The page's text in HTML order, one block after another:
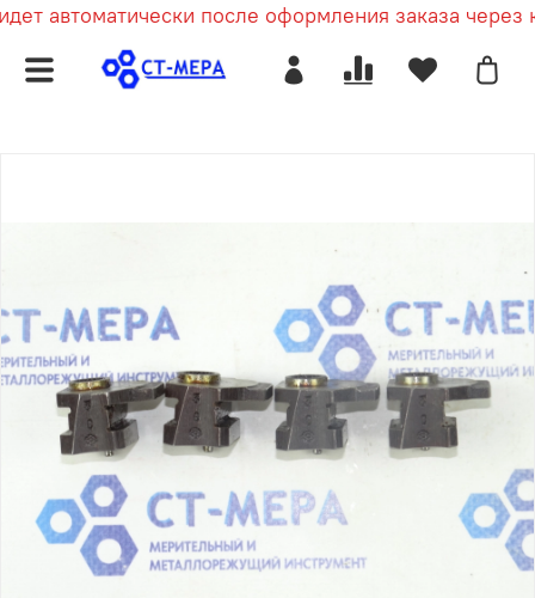
автоматически после оформления заказа через